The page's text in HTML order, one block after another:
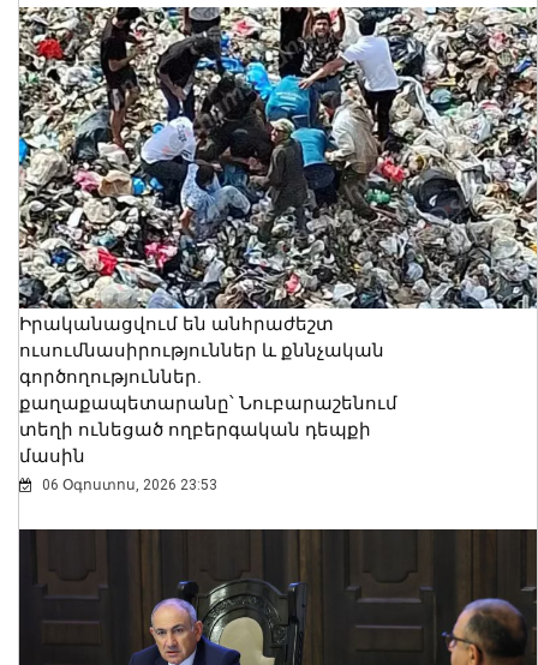
Իրականացվում են անհրաժեշտ
ուսումնասիրություններ և քննչական
գործողություններ.
քաղաքապետարանը՝ Նուբարաշենում
տեղի ունեցած ողբերգական դեպքի
մասին
06 Օգոստոս, 2026 23:53